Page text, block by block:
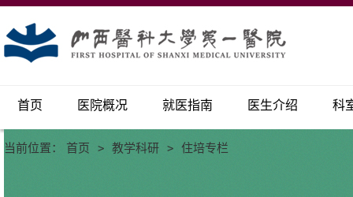
首页 医院概况 就医指南 医生介绍 科
当前位置： 首页 > 教学科研 > 住培专栏